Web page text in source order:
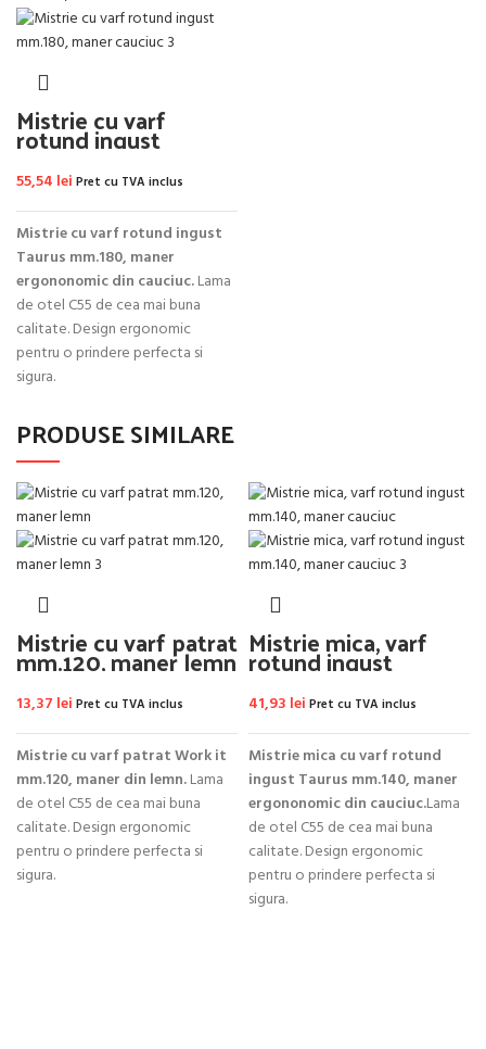
Mistrie cu varf
rotund ingust
mm.180, maner
cauciuc
55,54 lei Pret cu TVA inclus
Mistrie cu varf rotund ingust
Taurus mm.180, maner
ergononomic din cauciuc.Lama
de otel C55 de cea mai buna
calitate. Design ergonomic
pentru o prindere perfecta si
sigura.
PRODUSE SIMILARE
Mistrie cu varf patrat
mm.120, maner lemn
13,37 lei Pret cu TVA inclus
Mistrie cu varf patrat Work it
mm.120, maner din lemn.Lama
de otel C55 de cea mai buna
calitate. Design ergonomic
pentru o prindere perfecta si
sigura.
Mistrie mica, varf
rotund ingust
mm.140, maner
cauciuc
41,93 lei Pret cu TVA inclus
Mistrie mica cu varf rotund
ingust Taurus mm.140, maner
ergononomic din cauciuc.Lama
de otel C55 de cea mai buna
calitate. Design ergonomic
pentru o prindere perfecta si
sigura.